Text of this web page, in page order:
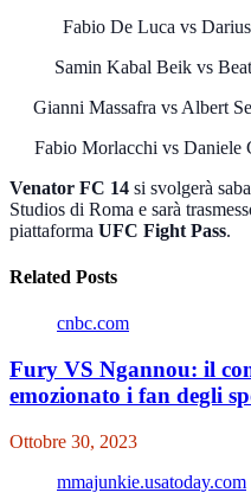
Fabio De Luca vs
Samin Kabal Beik vs
Gianni Massafra vs Albert
Fabio Morlacchi vs Daniele
Venator FC 14 si svolgerà
Studios di Roma e sarà
piattaforma UFC Fight Pass.
Related Posts
cnbc.com
Fury VS Ngannou: il
emozionato i fan degli
Ottobre 30, 2023
mmajunkie.usatoday.com